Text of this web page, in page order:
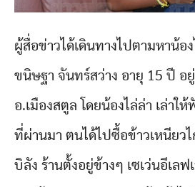
ผู้สื่อข่าวได้เดินทางไปตามหาน้อ
ขนิษฐา จันทร์สว่าง อายุ 15 ปี อ
อ.เมืองสตูล โดยน้องไล่ล่า เล่าใ
ที่ผ่านมา ตนได้ไปซื้อข้าวเหนียว
บิลัง ร้านตั้งอยู่ข้างๆ เซเว่นอีเลฟ